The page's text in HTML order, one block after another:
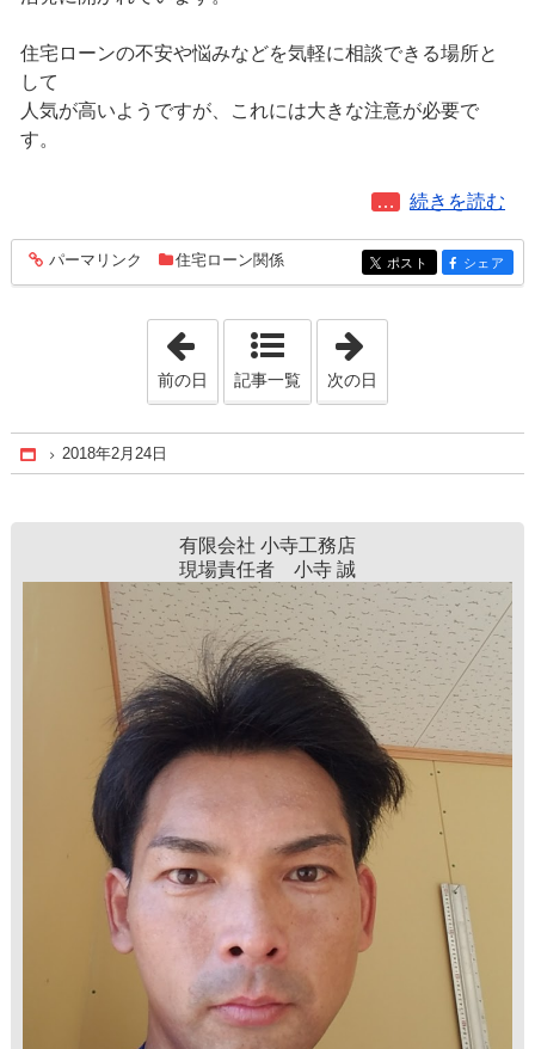
住宅ローンの不安や悩みなどを気軽に相談できる場所と
して
人気が高いようですが、これには大きな注意が必要で
す。
「住宅ロー
続きを読む
entry216
パーマリンク 住宅ローン関係 entry216
ポスト entry216
シェア
「2018年2月19日」
前の日 記事一覧 次の日
Home
2018年2月24日
有限会社 小寺工務店
現場責任者 小寺 誠